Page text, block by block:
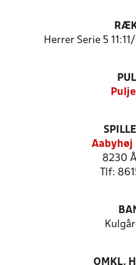
Herrer Serie 5
Aabyhøj
8230
Tlf:
OMKL.